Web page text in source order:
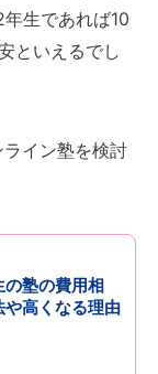
生であれば10
といえるでし
イン塾を検討
の塾の費用相
高くなる理由